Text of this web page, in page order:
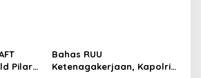
Pilar
Bahas RUU
Ketenagakerjaan, Kapolri